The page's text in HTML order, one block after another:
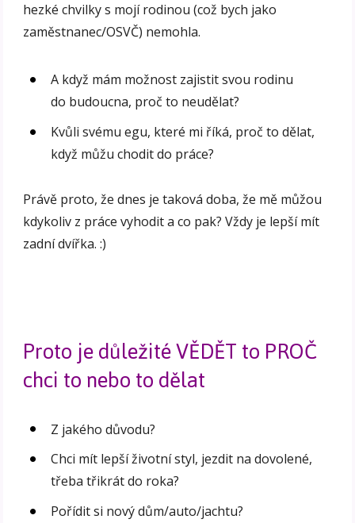
hezké chvilky s mojí rodinou (což bych jako
zaměstnanec/OSVČ) nemohla.
A když mám možnost zajistit svou rodinu
do budoucna, proč to neudělat?
Kvůli svému egu, které mi říká, proč to dělat,
když můžu chodit do práce?
Právě proto, že dnes je taková doba, že mě můžou
kdykoliv z práce vyhodit a co pak? Vždy je lepší mít
zadní dvířka. :)
Proto je důležité VĚDĚT to PROČ
chci to nebo to dělat
Z jakého důvodu?
Chci mít lepší životní styl, jezdit na dovolené,
třeba třikrát do roka?
Pořídit si nový dům/auto/jachtu?